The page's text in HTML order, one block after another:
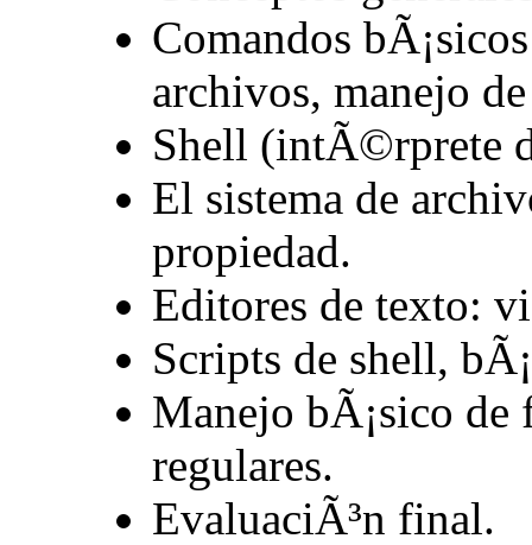
Comandos
archivos, manejo
Shell (intÃ©rprete
El sistema de
propiedad.
Editores de texto:
Scripts de shell,
Manejo bÃ¡sico de
regulares.
EvaluaciÃ³n final.